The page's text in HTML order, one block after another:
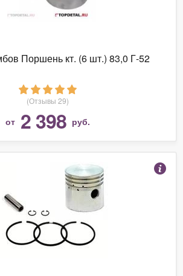
Поршень кт. (6 шт.) 83,0 Г-52
(Отзывы 29)
от 2 398 руб.